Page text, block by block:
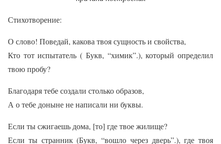
Стихотворение:
О слово! Поведай, какова твоя сущность и свойства,
Кто тот испытатель ( Букв, “химик”.), который определил
твою пробу?
Благодаря тебе создали столько образов,
А о тебе доныне не написали ни буквы.
Если ты сжигаешь дома, [то] где твое жилище?
Если ты странник (Букв, “вошло через дверь”.), где твоя